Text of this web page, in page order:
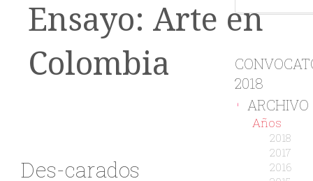
2018
- ARCHIVO
Años
2018
2017
2016
Ensayo: Arte en
Colombia
Des-carados